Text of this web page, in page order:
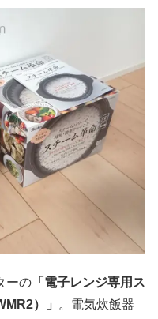
ーの 「電子レンジ専用ス
）」
。電気炊飯器